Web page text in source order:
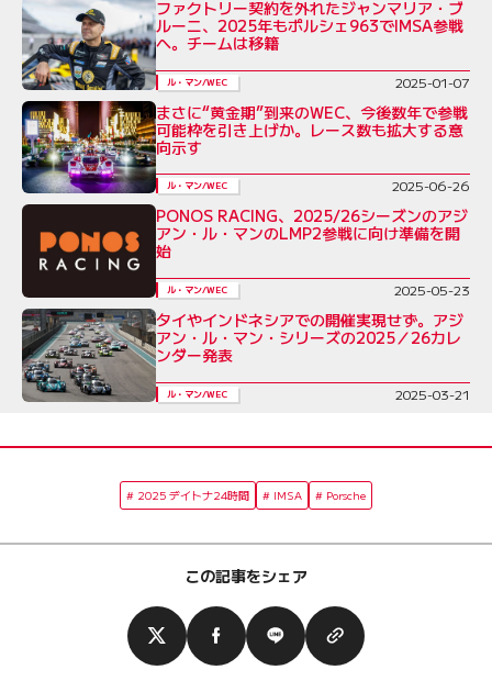
ファクトリー契約を外れたジャンマリア・ブ
ルーニ、2025年もポルシェ963でIMSA参戦
へ。チームは移籍
ル・マン/WEC 2025-01-07
まさに“黄金期”到来のWEC、今後数年で参戦
可能枠を引き上げか。レース数も拡大する意
向示す
ル・マン/WEC 2025-06-26
PONOS RACING、2025/26シーズンのアジ
アン・ル・マンのLMP2参戦に向け準備を開
始
ル・マン/WEC 2025-05-23
タイやインドネシアでの開催実現せず。アジ
アン・ル・マン・シリーズの2025／26カレ
ンダー発表
ル・マン/WEC 2025-03-21
2025 デイトナ24時間 IMSA Porsche
この記事をシェア